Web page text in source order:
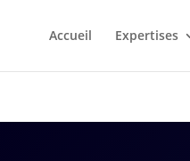
Accueil Expertises